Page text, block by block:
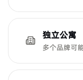
独立公寓
多个品牌可